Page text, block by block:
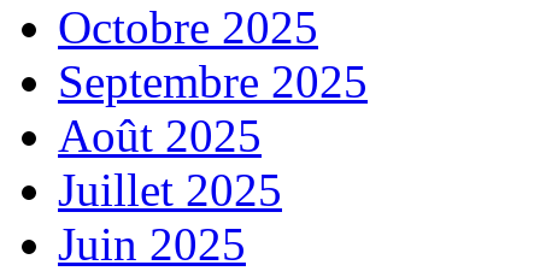
Octobre 2025
Septembre 2025
Août 2025
Juillet 2025
Juin 2025